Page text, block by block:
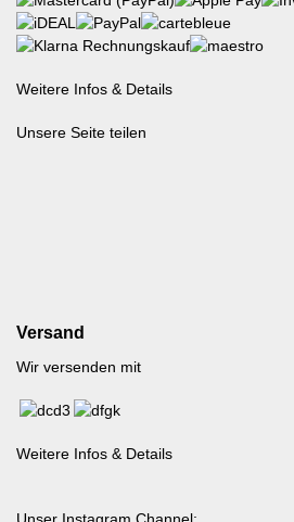
Weitere Infos & Details
Unsere Seite teilen
Versand
Wir versenden mit
Weitere Infos & Details